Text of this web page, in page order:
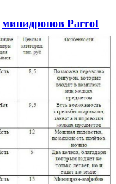
минидронов Parrot